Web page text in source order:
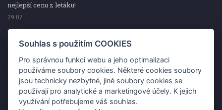
nejlepší cenu z letáku!
29.07
Prokop pro Vás vybírá z obslužného úseku na víkendovku tu
nejlepší cenu z letáku!
Kup špekáčky od Váhaly a vyhraj s naCOOPkou sekerku Fiskars
29.07
Prokop pro Vás vybírá na víkendovku ty nejlepší ceny z letáku!
Souhlas s použitím COOKIES
Pro správnou funkci webu a jeho optimalizaci
používáme soubory cookies. Některé cookies soubory
jsou technicky nezbytné, jiné soubory cookies se
používají pro analytické a marketingové účely. K jejich
využívání potřebujeme váš souhlas.